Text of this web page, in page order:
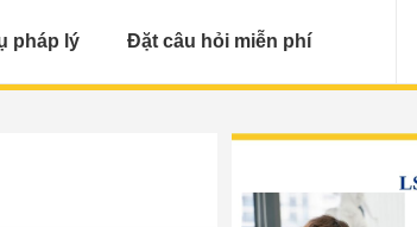
pháp lý Đặt câu hỏi miễn phí